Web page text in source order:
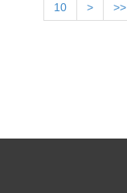
10 > >>